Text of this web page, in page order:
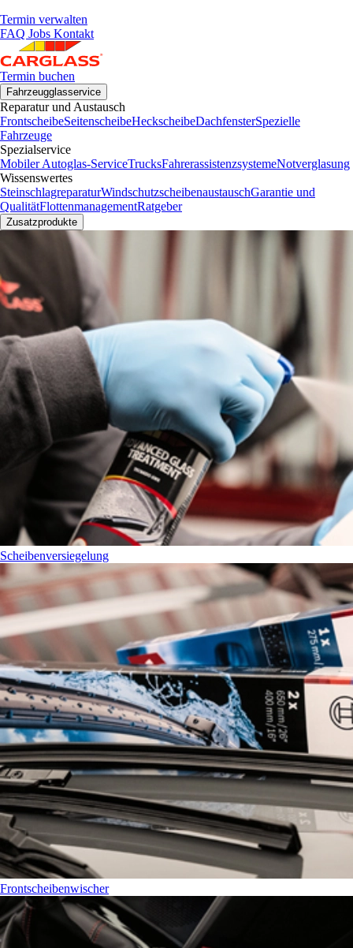
Termin verwalten
FAQ Jobs Kontakt
Termin buchen
Fahrzeugglasservice
Reparatur und Austausch
FrontscheibeSeitenscheibeHeckscheibeDachfensterSpezielle
Fahrzeuge
Spezialservice
Mobiler Autoglas-ServiceTrucksFahrerassistenzsystemeNotverglasung
Wissenswertes
SteinschlagreparaturWindschutzscheibenaustauschGarantie und
QualitätFlottenmanagementRatgeber
Zusatzprodukte
Scheibenversiegelung
Frontscheibenwischer